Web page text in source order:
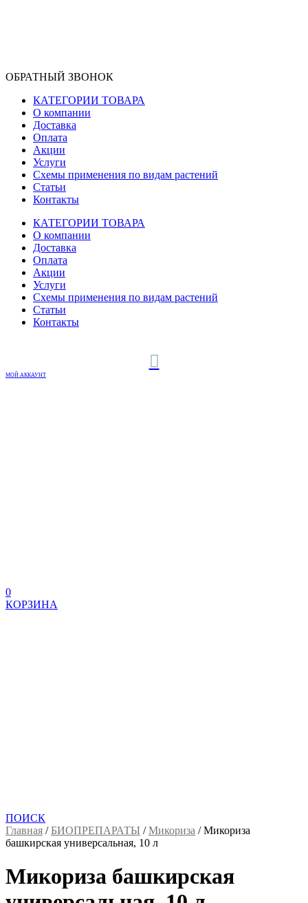
ОБРАТНЫЙ ЗВОНОК
КАТЕГОРИИ ТОВАРА
О компании
Доставка
Оплата
Акции
Услуги
Схемы применения по видам растений
Статьи
Контакты
КАТЕГОРИИ ТОВАРА
О компании
Доставка
Оплата
Акции
Услуги
Схемы применения по видам растений
Статьи
Контакты
МОЙ АККАУНТ
0
КОРЗИНА
ПОИСК
Главная /БИОПРЕПАРАТЫ /Микориза /Микориза
башкирская универсальная, 10 л
Микориза башкирская